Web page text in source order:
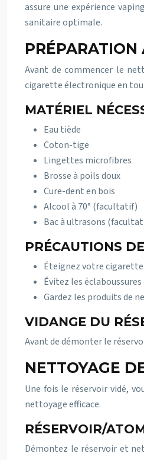
assure une expérience
sanitaire optimale.
PRÉPARATION
Avant de commencer le
cigarette électronique en
MATÉRIEL
Eau tiède
Coton-tige
Lingettes microfibres
Brosse à poils doux
Cure-dent en bois
Alcool à 70° (facultatif)
Bac à ultrasons
PRÉCAUTIONS
Éteignez votre
Évitez les
Gardez les produits de
VIDANGE DU
Avant de démonter le
NETTOYAGE
Une fois le réservoir vidé,
nettoyage efficace.
RÉSERVOIR/
Démontez le réservoir et